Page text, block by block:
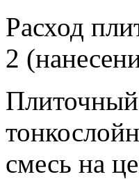
Расход
2
смесь на